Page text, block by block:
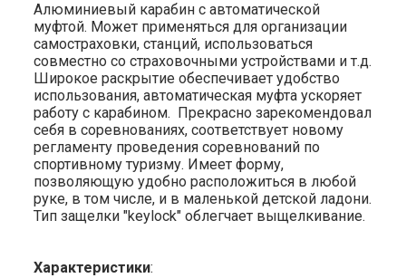
Алюминиевый карабин с автоматической
муфтой. Может применяться для организации
самостраховки, станций, использоваться
совместно со страховочными устройствами и т.д.
Широкое раскрытие обеспечивает удобство
использования, автоматическая муфта ускоряет
работу с карабином. Прекрасно зарекомендовал
себя в соревнованиях, соответствует новому
регламенту проведения соревнований по
спортивному туризму. Имеет форму,
позволяющую удобно расположиться в любой
руке, в том числе, и в маленькой детской ладони.
Тип защелки "keylock" облегчает выщелкивание.
Характеристики: